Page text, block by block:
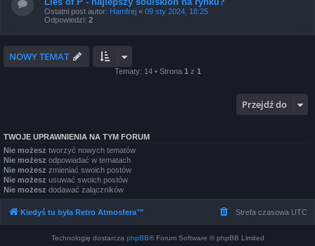
Ostatni post autor: Hamfrej « 09 sty 2024, 18:25
Odpowiedzi: 2
NOWY TEMAT
Tematy: 14 • Strona 1 z 1
Przejdź do
TWOJE UPRAWNIENIA NA TYM FORUM
Nie możesz tworzyć nowych tematów
Nie możesz odpowiadać w tematach
Nie możesz zmieniać swoich postów
Nie możesz usuwać swoich postów
Nie możesz dodawać załączników
Kiedyś tu była Retro Atmosfera™ Strefa czasowa UTC
Technologię dostarcza phpBB® Forum Software © phpBB Limited